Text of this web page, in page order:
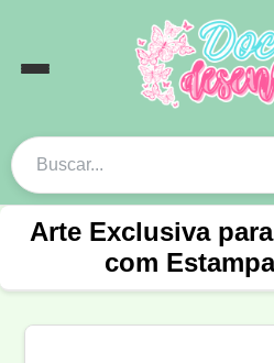
Arte Exclusiva
com